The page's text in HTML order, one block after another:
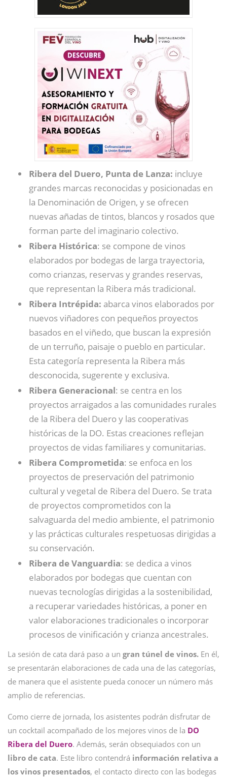
Ribera del Duero, Punta de Lanza: incluye
grandes marcas reconocidas y posicionadas en
la Denominación de Origen, y se ofrecen
nuevas añadas de tintos, blancos y rosados que
forman parte del imaginario colectivo.
Ribera Histórica: se compone de vinos
elaborados por bodegas de larga trayectoria,
como crianzas, reservas y grandes reservas,
que representan la Ribera más tradicional.
Ribera Intrépida: abarca vinos elaborados por
nuevos viñadores con pequeños proyectos
basados en el viñedo, que buscan la expresión
de un terruño, paisaje o pueblo en particular.
Esta categoría representa la Ribera más
desconocida, sugerente y exclusiva.
Ribera Generacional: se centra en los
proyectos arraigados a las comunidades rurales
de la Ribera del Duero y las cooperativas
históricas de la DO. Estas creaciones reflejan
proyectos de vidas familiares y comunitarias.
Ribera Comprometida: se enfoca en los
proyectos de preservación del patrimonio
cultural y vegetal de Ribera del Duero. Se trata
de proyectos comprometidos con la
salvaguarda del medio ambiente, el patrimonio
y las prácticas culturales respetuosas dirigidas a
su conservación.
Ribera de Vanguardia: se dedica a vinos
elaborados por bodegas que cuentan con
nuevas tecnologías dirigidas a la sostenibilidad,
a recuperar variedades históricas, a poner en
valor elaboraciones tradicionales o incorporar
procesos de vinificación y crianza ancestrales.
La sesión de cata dará paso a un gran túnel de vinos. En él,
se presentarán elaboraciones de cada una de las categorías,
de manera que el asistente pueda conocer un número más
amplio de referencias.
Como cierre de jornada, los asistentes podrán disfrutar de
un cocktail acompañado de los mejores vinos de la DO
Ribera del Duero. Además, serán obsequiados con un
libro de cata. Este libro contendrá información relativa a
los vinos presentados, el contacto directo con las bodegas